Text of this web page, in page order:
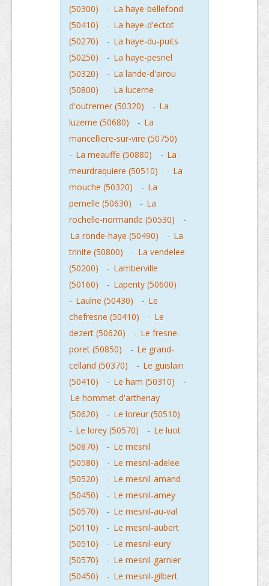
(50300) - La haye-bellefond
(50410)
- La haye-d'ectot
(50270)
- La haye-du-puits
(50250)
- La haye-pesnel
(50320)
- La lande-d'airou
(50800)
- La lucerne-
d'outremer (50320)
- La
luzerne (50680)
- La
mancelliere-sur-vire (50750)
- La meauffe (50880) - La
meurdraquiere (50510)
- La
mouche (50320)
- La
pernelle (50630)
- La
rochelle-normande (50530)
-
La ronde-haye (50490)
- La
trinite (50800)
- La vendelee
(50200)
- Lamberville
(50160)
- Lapenty (50600)
- Laulne (50430) - Le
chefresne (50410)
- Le
dezert (50620)
- Le fresne-
poret (50850)
- Le grand-
celland (50370)
- Le guislain
(50410)
- Le ham (50310)
-
Le hommet-d'arthenay
(50620)
- Le loreur (50510)
- Le lorey (50570) - Le luot
(50870)
- Le mesnil
(50580)
- Le mesnil-adelee
(50520)
- Le mesnil-amand
(50450)
- Le mesnil-amey
(50570)
- Le mesnil-au-val
(50110)
- Le mesnil-aubert
(50510)
- Le mesnil-eury
(50570)
- Le mesnil-garnier
(50450)
- Le mesnil-gilbert